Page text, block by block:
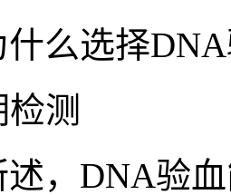
选择DNA
测
DNA验血